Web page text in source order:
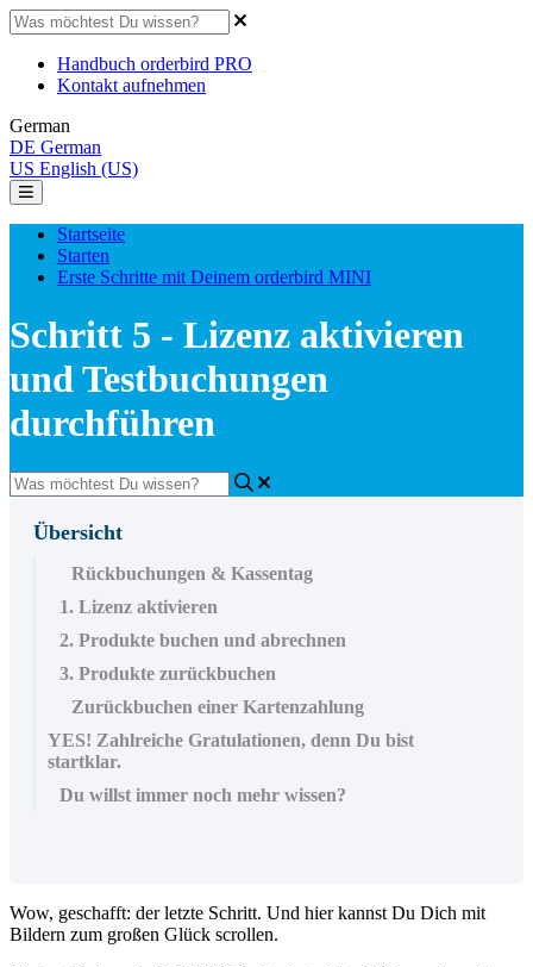
Handbuch orderbird PRO
Kontakt aufnehmen
German
DE German
US English (US)
Startseite
Starten
Erste Schritte mit Deinem orderbird MINI
Schritt 5 - Lizenz aktivieren
und Testbuchungen
durchführen
Übersicht
Rückbuchungen & Kassentag
1. Lizenz aktivieren
2. Produkte buchen und abrechnen
3. Produkte zurückbuchen
Zurückbuchen einer Kartenzahlung
YES! Zahlreiche Gratulationen, denn Du bist
startklar.
Du willst immer noch mehr wissen?
Wow, geschafft: der letzte Schritt. Und hier kannst Du Dich mit
Bildern zum großen Glück scrollen.